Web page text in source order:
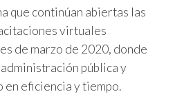
que continúan abiertas las
virtuales
de marzo de 2020, donde
pública y
en eficiencia y tiempo.